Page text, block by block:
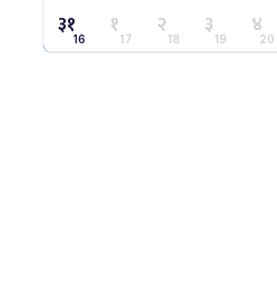
३१16 १17 २18 ३19 ४20